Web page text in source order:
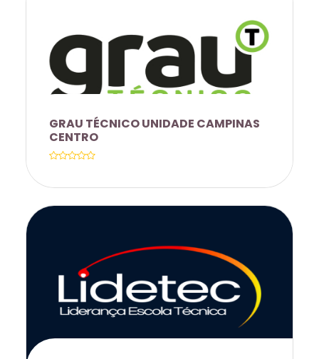
GRAU TÉCNICO UNIDADE CAMPINAS
CENTRO
MATERIAL DIDÁTICO IMPRESSO E
ENCADERNADO, UNIFORME PARA O
ALUNO, ALÉM DE DESCONTO DE 15%
PARA OS CURSOS TÉCNICO EM